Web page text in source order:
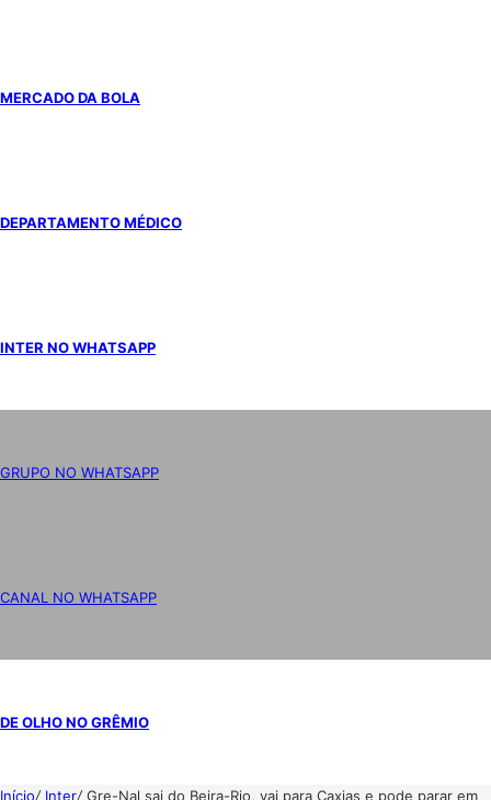
MERCADO DA BOLA
DEPARTAMENTO MÉDICO
INTER NO WHATSAPP
GRUPO NO WHATSAPP
CANAL NO WHATSAPP
DE OLHO NO GRÊMIO
Início/ Inter/Gre-Nal sai do Beira-Rio, vai para Caxias e pode parar em